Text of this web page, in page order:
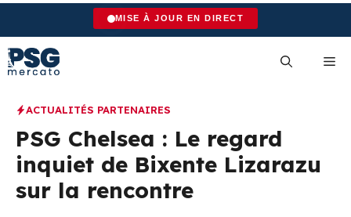
Aller
contenu
MISE À JOUR EN DIRECT
ACTUALITÉS PARTENAIRES
PSG Chelsea : Le regard
inquiet de Bixente Lizarazu
sur la rencontre